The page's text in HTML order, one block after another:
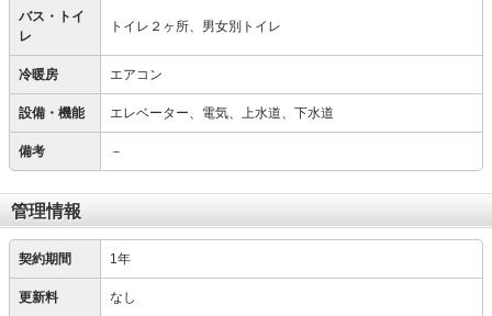
バス・トイ
レ
トイレ２ヶ所、男女別トイレ
冷暖房 エアコン
設備・機能 エレベーター、電気、上水道、下水道
備考 －
管理情報
契約期間 1年
更新料 なし